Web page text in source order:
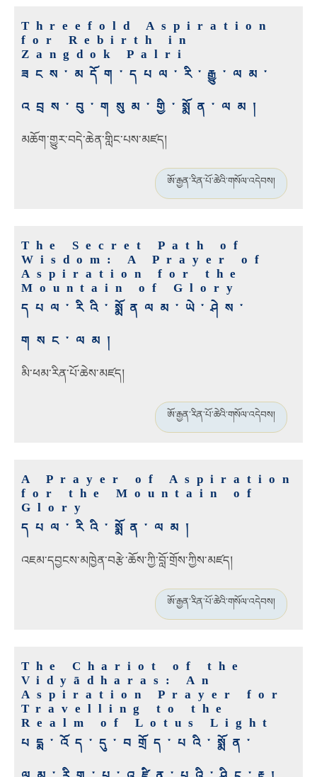
Threefold Aspiration
for Rebirth in
Zangdok Palri
ཟངས་མདོག་དཔལ་རི་རྒྱུ་ལམ་
འབྲས་བུ་གསུམ་གྱི་སྨོན་ལམ།
མཆོག་གྱུར་བདེ་ཆེན་གླིང་པས་མཛད།
ཨོ་རྒྱན་རིན་པོ་ཆེའི་གསོལ་འདེབས།
The Secret Path of
Wisdom: A Prayer of
Aspiration for the
Mountain of Glory
དཔལ་རིའི་སྨོནལམ་ཡེ་ཤེས་
གསང་ལམ།
མི་ཕམ་རིན་པོ་ཆེས་མཛད།
ཨོ་རྒྱན་རིན་པོ་ཆེའི་གསོལ་འདེབས།
A Prayer of Aspiration
for the Mountain of
Glory
དཔལ་རིའི་སྨོན་ལམ།
འཇམ་དབྱངས་མཁྱེན་བརྩེ་ཆོས་ཀྱི་བློ་གྲོས་ཀྱིས་མཛད།
ཨོ་རྒྱན་རིན་པོ་ཆེའི་གསོལ་འདེབས།
The Chariot of the
Vidyādharas: An
Aspiration Prayer for
Travelling to the
Realm of Lotus Light
པདྨ་འོད་དུ་བགྲོད་པའི་སྨོན་